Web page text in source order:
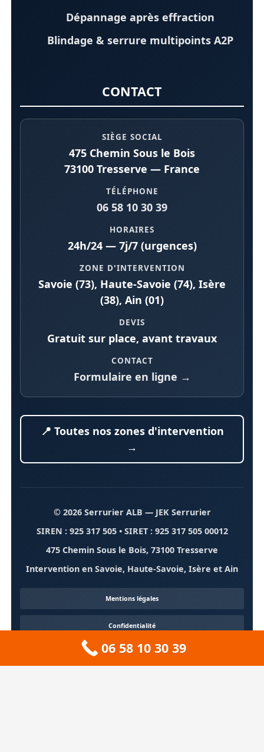
Dépannage après effraction
Blindage & serrure multipoints A2P
CONTACT
SIÈGE SOCIAL
475 Chemin Sous le Bois
73100 Tresserve — France
TÉLÉPHONE
06 58 10 30 39
HORAIRES
24h/24 — 7j/7 (urgences)
ZONE D'INTERVENTION
Savoie (73), Haute-Savoie (74), Isère
(38), Ain (01)
DEVIS
Gratuit sur place, avant travaux
CONTACT
Formulaire en ligne →
📍 Toutes nos zones d'intervention
→
© 2026 Serrurier ALB — JEK Serrurier
SIREN : 925 317 505 • SIRET : 925 317 505 00012
475 Chemin Sous le Bois, 73100 Tresserve
Intervention en Savoie, Haute-Savoie, Isère et Ain
Mentions légales
Confidentialité
Contact
06 58 10 30 39